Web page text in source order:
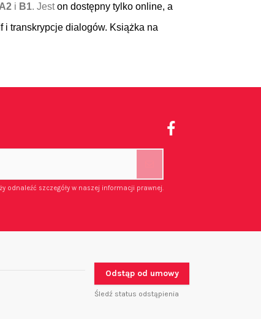
A2 i B1. Jeston dostępny tylko online, a
i transkrypcje dialogów. Książka na
odnaleźć szczegóły w naszej informacji prawnej.
Odstąp od umowy
Śledź status odstąpienia